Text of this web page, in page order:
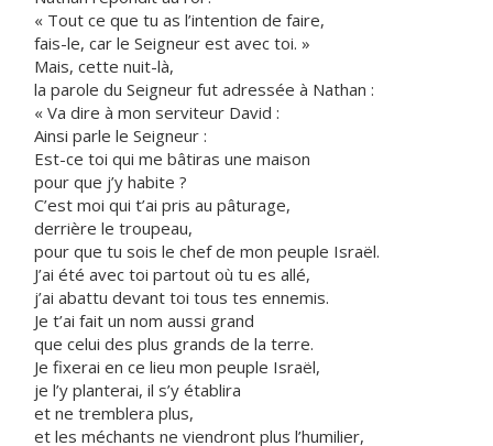
« Tout ce que tu as l’intention de faire,
fais-le, car le Seigneur est avec toi. »
Mais, cette nuit-là,
la parole du Seigneur fut adressée à Nathan :
« Va dire à mon serviteur David :
Ainsi parle le Seigneur :
Est-ce toi qui me bâtiras une maison
pour que j’y habite ?
C’est moi qui t’ai pris au pâturage,
derrière le troupeau,
pour que tu sois le chef de mon peuple Israël.
J’ai été avec toi partout où tu es allé,
j’ai abattu devant toi tous tes ennemis.
Je t’ai fait un nom aussi grand
que celui des plus grands de la terre.
Je fixerai en ce lieu mon peuple Israël,
je l’y planterai, il s’y établira
et ne tremblera plus,
et les méchants ne viendront plus l’humilier,